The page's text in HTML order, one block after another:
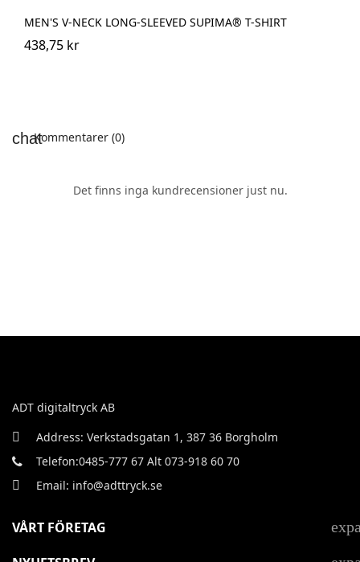
MEN'S V-NECK LONG-SLEEVED SUPIMA® T-SHIRT
438,75 kr
Kommentarer (0)
Det finns inga kundrecensioner just nu.
ADT digitaltryck AB
Address: Verkstadsgatan 1, 387 36 Borgholm
Telefon:0485-777 67 Alt 073-918 60 70
Email: info@adttryck.se
VÅRT FÖRETAG